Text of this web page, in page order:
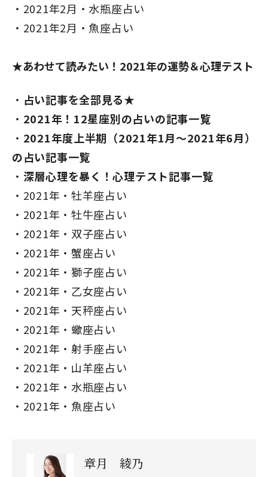
2021年2月・水瓶座占い
2021年2月・魚座占い
★あわせて読みたい！2021年の運勢＆心理テスト
占い記事を全部見る★
2021年！12星座別の占いの記事一覧
2021年度上半期（2021年1月～2021年6月）
の占い記事一覧
深層心理を暴く！心理テスト記事一覧
2021年・牡羊座占い
2021年・牡牛座占い
2021年・双子座占い
2021年・蟹座占い
2021年・獅子座占い
2021年・乙女座占い
2021年・天秤座占い
2021年・蠍座占い
2021年・射手座占い
2021年・山羊座占い
2021年・水瓶座占い
2021年・魚座占い
章月 綾乃